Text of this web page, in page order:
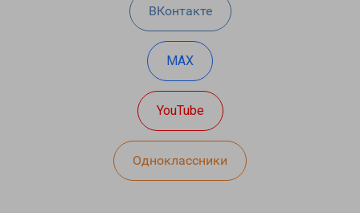
ВКонтакте
MAX
YouTube
Одноклассники